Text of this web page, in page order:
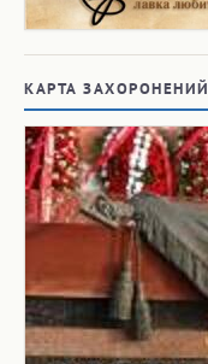
КАРТА ЗАХОРОНЕНИЙ